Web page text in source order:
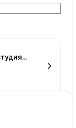
нидра. Хатха